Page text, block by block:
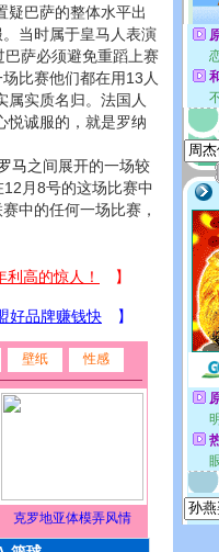
疑巴萨的整体水平出
当时属于皇马人表演
萨必须避免重蹈上赛
比赛他们都在用13人
属实质名归。法国人
悦诚服的，就是罗纳
马之间展开的一场较
月8号的这场比赛中
中的任何一场比赛，
壁纸 性感
克罗地亚体模弄风情